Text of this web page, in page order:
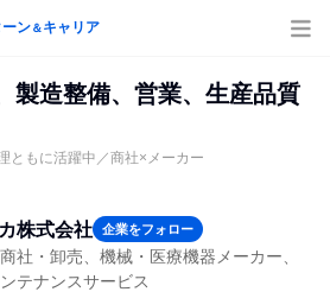
ーン＆キャリア
製造整備、営業、生産品質
ともに活躍中／商社×メーカー
株式会社 企業をフォロー
社・卸売、機械・医療機器メーカー、
テナンスサービス